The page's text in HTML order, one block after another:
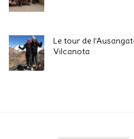
Le tour de
Vilcanota